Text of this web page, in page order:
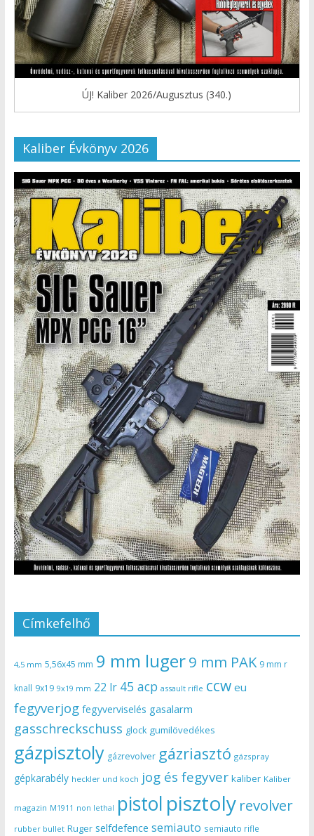
ÚJ! Kaliber 2026/Augusztus (340.)
Kaliber Évkönyv 2026
Címkefelhő
4,5 mm 5,56x45 mm 9 mm luger9 mm PAK 9 mm r
knall 9x19 9x19 mm 22 lr 45 acp assault rifle ccw eu
fegyverjog fegyverviselés gasalarm
gasschreckschuss glock gumilövedékes
gázpisztoly gázrevolver gázriasztó gázspray
gépkarabély heckler und koch jog és fegyver kaliber Kaliber
magazin M1911 non lethal pistol pisztoly revolver
rubber bullet Ruger selfdefence semiauto semiauto rifle